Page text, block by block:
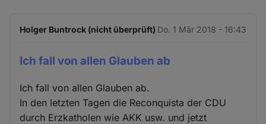
Holger Buntrock (nicht überprüft) Do. 1 Mär 2018 - 16:43
Ich fall von allen Glauben ab
Ich fall von allen Glauben ab.
In den letzten Tagen die Reconquista der CDU
durch Erzkatholen wie AKK usw. und jetzt